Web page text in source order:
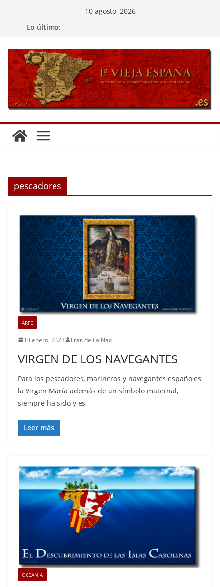
10 agosto, 2026
Lo último:
pescadores
ARTE
10 enero, 2023 Fran de La Nao
VIRGEN DE LOS NAVEGANTES
Para los pescadores, marineros y navegantes españoles
la Virgen María además de un símbolo maternal,
siempre ha sido y es,
Leer más
OCEANÍA